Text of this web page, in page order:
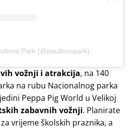
Park (@paultonspark)
vožnji i atrakcija, na 140
na rubu Nacionalnog parka
Peppa Pig World u Velikoj
zabavnih vožnji. Planirate
vrijeme školskih praznika, a